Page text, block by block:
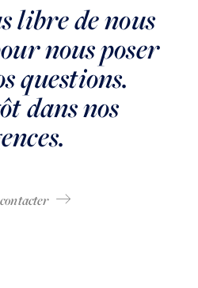
libre de nous
nous poser
questions.
dans nos